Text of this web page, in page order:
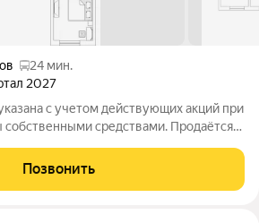
24 мин.
2027
с учетом действующих акций при
собственными средствами. Продаётся
находится в 9 этажном доме, в
Позвонить